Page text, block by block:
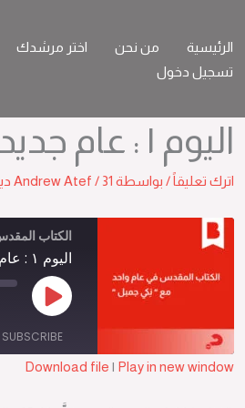
الرئيسية من نحن اختر مرشدك
تسجيل دخول
اليوم ١ : عام جديد، فرصة جديدة لك
اترك تعليقاً/ بواسطة Andrew Atef / 31 ديسمبر 2025
الكتاب
اليوم ١ : عام جديد، فرصة جديدة لك
Play
Episode
SUBSCRIBE
Download file | Play in new window